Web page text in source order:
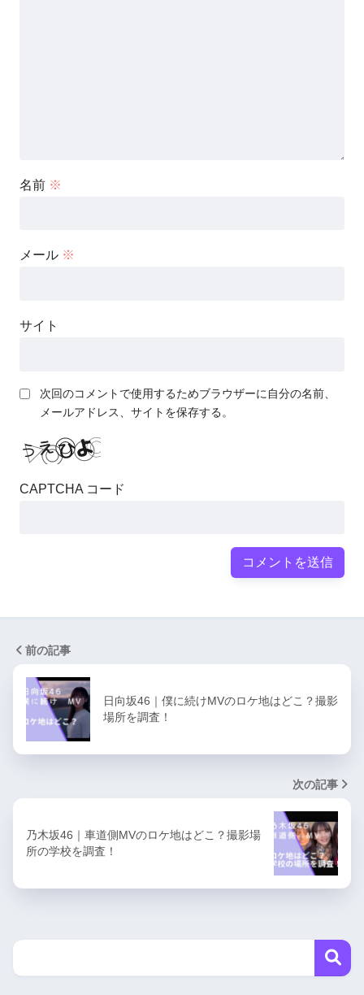
名前 ※
メール ※
サイト
次回のコメントで使用するためブラウザーに自分の名前、
メールアドレス、サイトを保存する。
CAPTCHA コード
前の記事
日向坂46｜僕に続けMVのロケ地はどこ？撮影
場所を調査！
次の記事
乃木坂46｜車道側MVのロケ地はどこ？撮影場
所の学校を調査！